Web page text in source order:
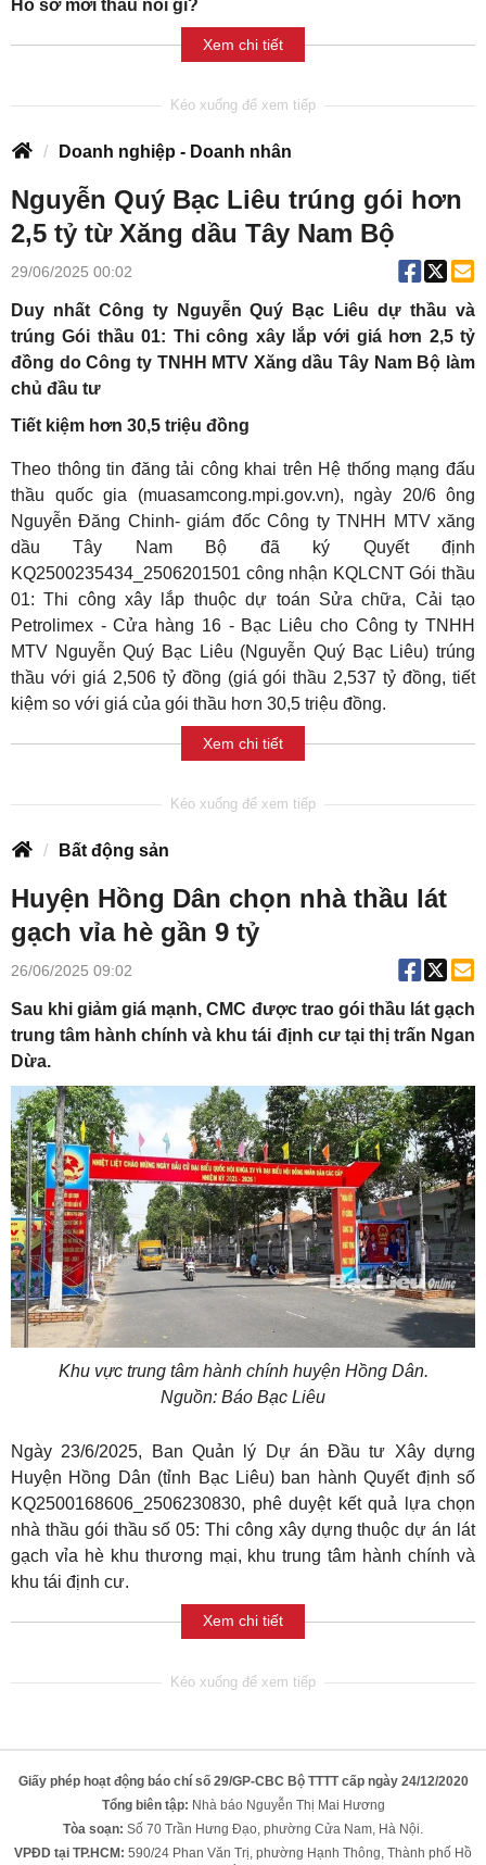
Hồ sơ mời thầu nói gì?
Xem chi tiết
Doanh nghiệp - Doanh nhân
Nguyễn Quý Bạc Liêu trúng gói hơn
2,5 tỷ từ Xăng dầu Tây Nam Bộ
29/06/2025 00:02
Duy nhất Công ty Nguyễn Quý Bạc Liêu dự thầu và
trúng Gói thầu 01: Thi công xây lắp với giá hơn 2,5 tỷ
đồng do Công ty TNHH MTV Xăng dầu Tây Nam Bộ làm
chủ đầu tư
Tiết kiệm hơn 30,5 triệu đồng
Theo thông tin đăng tải công khai trên Hệ thống mạng đấu
thầu quốc gia (muasamcong.mpi.gov.vn), ngày 20/6 ông
Nguyễn Đăng Chinh- giám đốc Công ty TNHH MTV xăng
dầu Tây Nam Bộ đã ký Quyết định
KQ2500235434_2506201501 công nhận KQLCNT Gói thầu
01: Thi công xây lắp thuộc dự toán Sửa chữa, Cải tạo
Petrolimex - Cửa hàng 16 - Bạc Liêu cho Công ty TNHH
MTV Nguyễn Quý Bạc Liêu (Nguyễn Quý Bạc Liêu) trúng
thầu với giá 2,506 tỷ đồng (giá gói thầu 2,537 tỷ đồng, tiết
kiệm so với giá của gói thầu hơn 30,5 triệu đồng.
Xem chi tiết
Bất động sản
Huyện Hồng Dân chọn nhà thầu lát
gạch vỉa hè gần 9 tỷ
26/06/2025 09:02
Sau khi giảm giá mạnh, CMC được trao gói thầu lát gạch
trung tâm hành chính và khu tái định cư tại thị trấn Ngan
Dừa.
Khu vực trung tâm hành chính huyện Hồng Dân.
Nguồn: Báo Bạc Liêu
Ngày 23/6/2025, Ban Quản lý Dự án Đầu tư Xây dựng
Huyện Hồng Dân (tỉnh Bạc Liêu) ban hành Quyết định số
KQ2500168606_2506230830, phê duyệt kết quả lựa chọn
nhà thầu gói thầu số 05: Thi công xây dựng thuộc dự án lát
gạch vỉa hè khu thương mại, khu trung tâm hành chính và
khu tái định cư.
Xem chi tiết
Giấy phép hoạt động báo chí số 29/GP-CBC Bộ TTTT cấp ngày 24/12/2020
Tổng biên tập: Nhà báo Nguyễn Thị Mai Hương
Tòa soạn: Số 70 Trần Hưng Đạo, phường Cửa Nam, Hà Nội.
VPĐD tại TP.HCM: 590/24 Phan Văn Trị, phường Hạnh Thông, Thành phố Hồ